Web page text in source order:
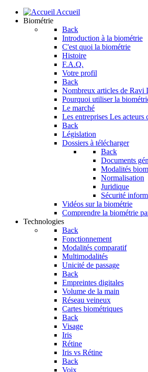
Accueil
Biométrie
Back
Introduction à la biométrie
C'est quoi la biométrie
Histoire
F.A.Q.
Votre profil
Back
Nombreux articles de Ravi
Pourquoi utiliser la
Le marché
Les entreprises Les acteurs
Back
Législation
Dossiers à télécharger
Back
Documents
Modalités
Normalisation
Juridique
Sécurité
Vidéos sur la biométrie
Comprendre la biométrie
Technologies
Back
Fonctionnement
Modalités comparatif
Multimodalités
Unicité de passage
Back
Empreintes digitales
Volume de la main
Réseau veineux
Cartes biométriques
Back
Visage
Iris
Rétine
Iris vs Rétine
Back
Voix